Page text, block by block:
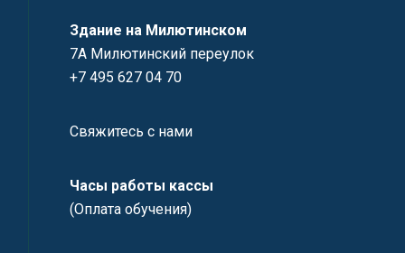
Здание на Милютинском
7А Милютинский переулок
+7 495 627 04 70
Свяжитесь с нами
Часы работы кассы
(Оплата обучения)